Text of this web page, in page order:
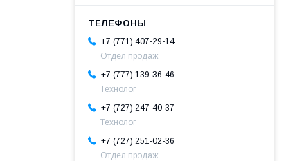
+7 (771) 407-29-14
Отдел продаж
+7 (777) 139-36-46
Технолог
+7 (727) 247-40-37
Технолог
+7 (727) 251-02-36
Отдел продаж